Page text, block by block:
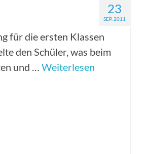
23
SEP. 2011
für die ersten Klassen
den Schüler, was beim
und … Weiterlesen